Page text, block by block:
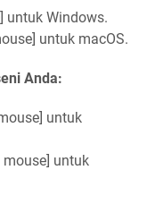
untuk Windows.
untuk macOS.
Anda:
untuk
mouse] untuk